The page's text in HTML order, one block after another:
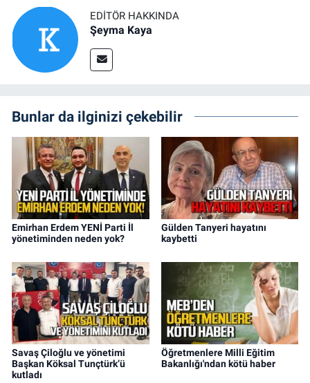
EDITÖR HAKKINDA
Şeyma Kaya
Bunlar da ilginizi çekebilir
Emirhan Erdem YENİ Parti İl
yönetiminden neden yok?
Gülden Tanyeri hayatını
kaybetti
Savaş Çiloğlu ve yönetimi
Başkan Köksal Tunçtürk’ü
kutladı
Öğretmenlere Milli Eğitim
Bakanlığı'ndan kötü haber